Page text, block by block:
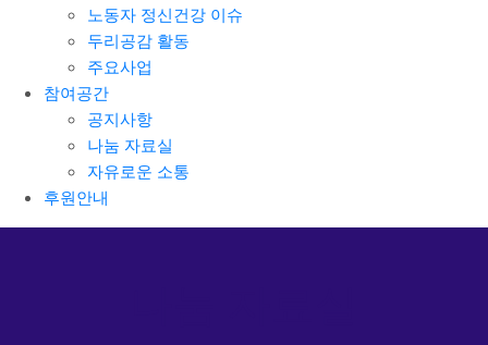
노동자 정신건강 이슈
두리공감 활동
주요사업
참여공간
공지사항
나눔 자료실
자유로운 소통
후원안내